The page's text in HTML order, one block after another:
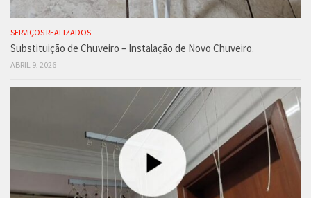
SERVIÇOS REALIZADOS
Substituição de Chuveiro – Instalação de Novo Chuveiro.
ABRIL 9, 2026